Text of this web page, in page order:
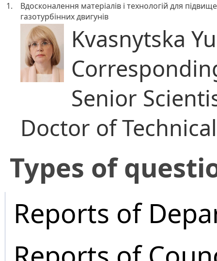
1.
Вдосконалення матеріалів і технологій для
газотурбінних двигунів
Kvasnytska
Senior
Doctor of
​Types of
Reports of